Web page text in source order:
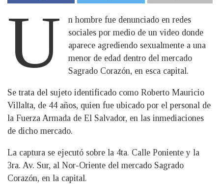
U
n hombre fue denunciado en redes
sociales por medio de un video donde
aparece agrediendo sexualmente a una
menor de edad dentro del mercado
Sagrado Corazón, en esca capital.
Se trata del sujeto identificado como Roberto Mauricio
Villalta, de 44 años, quien fue ubicado por el personal de
la Fuerza Armada de El Salvador, en las inmediaciones
de dicho mercado.
La captura se ejecutó sobre la 4ta. Calle Poniente y la
3ra. Av. Sur, al Nor-Oriente del mercado Sagrado
Corazón, en la capital.